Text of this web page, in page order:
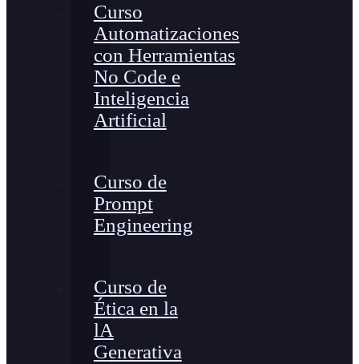
Curso
Automatizaciones
con Herramientas
No Code e
Inteligencia
Artificial
Curso de
Prompt
Engineering
Curso de
Ética en la
lA
Generativa